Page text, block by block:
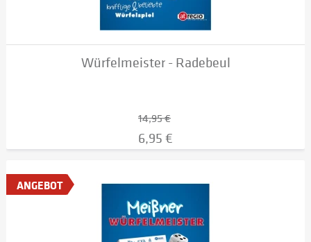
Würfelmeister - Radebeul
14,95 €
6,95 €
ANGEBOT